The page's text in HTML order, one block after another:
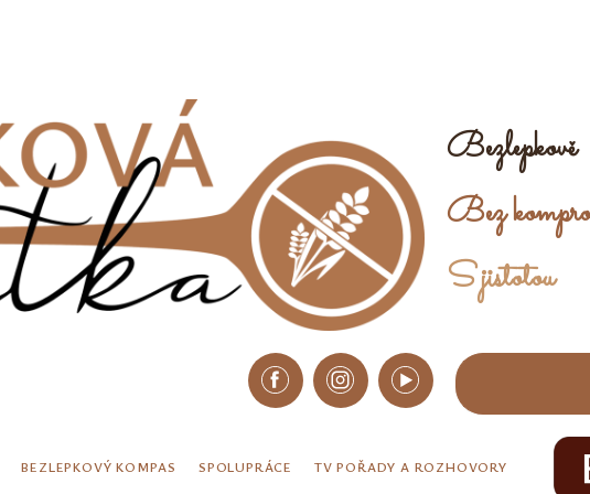
Bezlepkově
Bez
S jistotou
BEZLEPKOVÝ KOMPAS SPOLUPRÁCE TV POŘADY A ROZHOVORY